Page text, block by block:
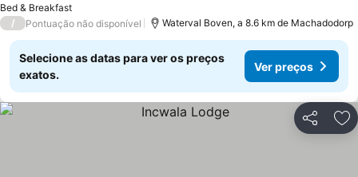
Bed & Breakfast
/ Pontuação não disponível Waterval Boven, a 8.6 km de Machadodorp
Selecione as datas para ver os preços
exatos.
Ver preços
Partilhar